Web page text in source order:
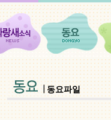
동요파일